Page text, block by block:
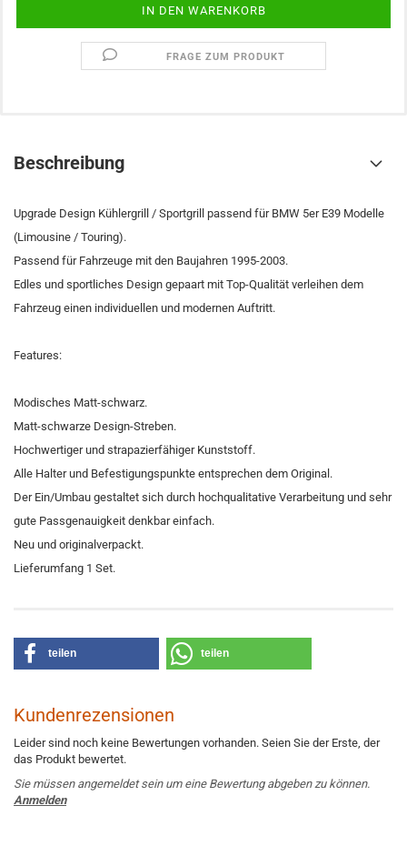
FRAGE ZUM PRODUKT
Beschreibung
Upgrade Design Kühlergrill / Sportgrill passend für BMW 5er E39 Modelle
(Limousine / Touring).
Passend für Fahrzeuge mit den Baujahren 1995-2003.
Edles und sportliches Design gepaart mit Top-Qualität verleihen dem
Fahrzeug einen individuellen und modernen Auftritt.
Features:
Modisches Matt-schwarz.
Matt-schwarze Design-Streben.
Hochwertiger und strapazierfähiger Kunststoff.
Alle Halter und Befestigungspunkte entsprechen dem Original.
Der Ein/Umbau gestaltet sich durch hochqualitative Verarbeitung und sehr
gute Passgenauigkeit denkbar einfach.
Neu und originalverpackt.
Lieferumfang 1 Set.
teilen teilen
Kundenrezensionen
Leider sind noch keine Bewertungen vorhanden. Seien Sie der Erste, der
das Produkt bewertet.
Sie müssen angemeldet sein um eine Bewertung abgeben zu können.
Anmelden